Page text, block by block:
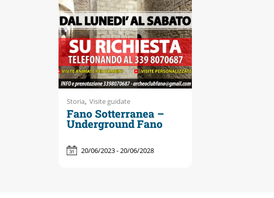
Storia, Visite guidate
Fano Sotterranea –
Underground Fano
20/06/2023 - 20/06/2028